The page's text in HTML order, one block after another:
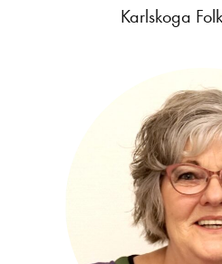
Karlskoga